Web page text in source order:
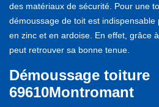
des matériaux de sécurité. Pour une
démoussage de toit est indispensable
en zinc et en ardoise. En effet, grâce
peut retrouver sa bonne tenue.
Démoussage toiture
69610Montromant